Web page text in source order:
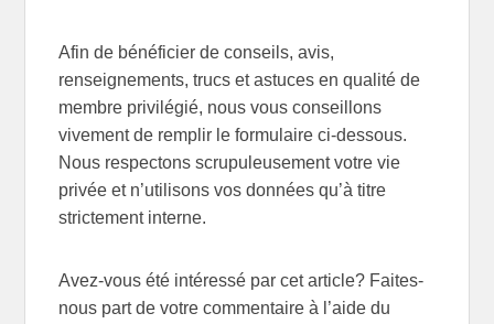
Afin de bénéficier de conseils, avis,
renseignements, trucs et astuces en qualité de
membre privilégié, nous vous conseillons
vivement de remplir le formulaire ci-dessous.
Nous respectons scrupuleusement votre vie
privée et n’utilisons vos données qu’à titre
strictement interne.
Avez-vous été intéressé par cet article? Faites-
nous part de votre commentaire à l’aide du